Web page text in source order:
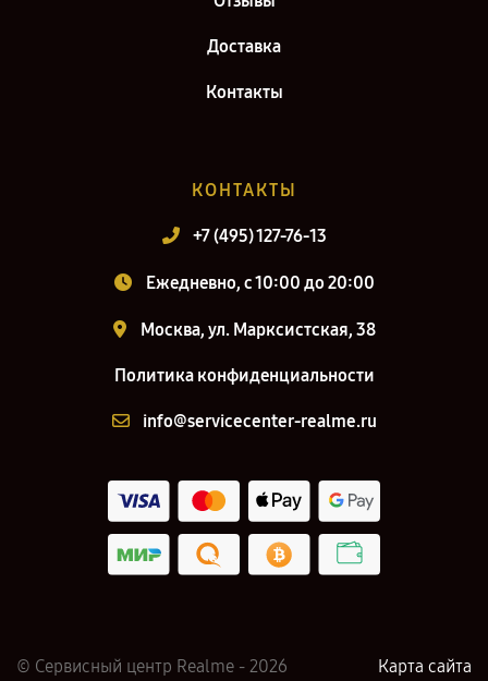
Доставка
Контакты
КОНТАКТЫ
+7 (495) 127-76-13
Ежедневно, с 10:00 до 20:00
Москва, ул. Марксистская, 38
Политика конфиденциальности
info@servicecenter-realme.ru
© Сервисный центр Realme - 2026 Карта сайта